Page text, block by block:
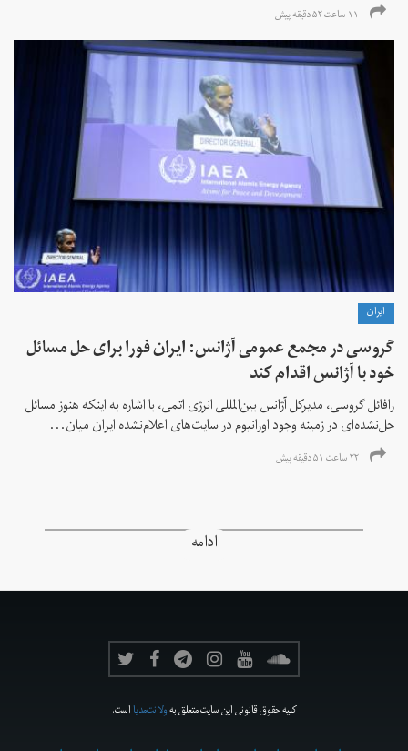
۱۱ ساعت ۵۲ دقیقه پیش
ايران
گروسی در مجمع عمومی آژانس: ایران فورا برای حل مسائل
خود با آژانس اقدام کند
رافائل گروسی، مدیرکل آژانس بین‌المللی انرژی اتمی، با اشاره به اینکه هنوز مسائل
حل‌نشده‌ای در زمینه وجود اورانیوم در سایت‌های اعلام‌نشده ایران میان...
۲۲ ساعت ۵۱ دقیقه پیش
ادامه
کلیه حقوق قانونی این سایت متعلق بهولانت‌مدیااست.